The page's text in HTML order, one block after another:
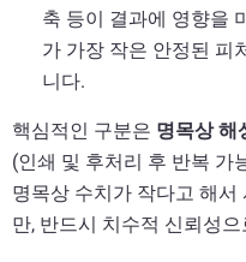
축 등이 결과에 영향을
가 가장 작은 안정된 피
니다.
핵심적인 구분은 명목상 해
(인쇄 및 후처리 후 반복 가
명목상 수치가 작다고 해
만, 반드시 치수적 신뢰성